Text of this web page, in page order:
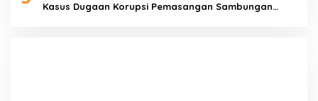
Kasus Dugaan Korupsi Pemasangan Sambungan